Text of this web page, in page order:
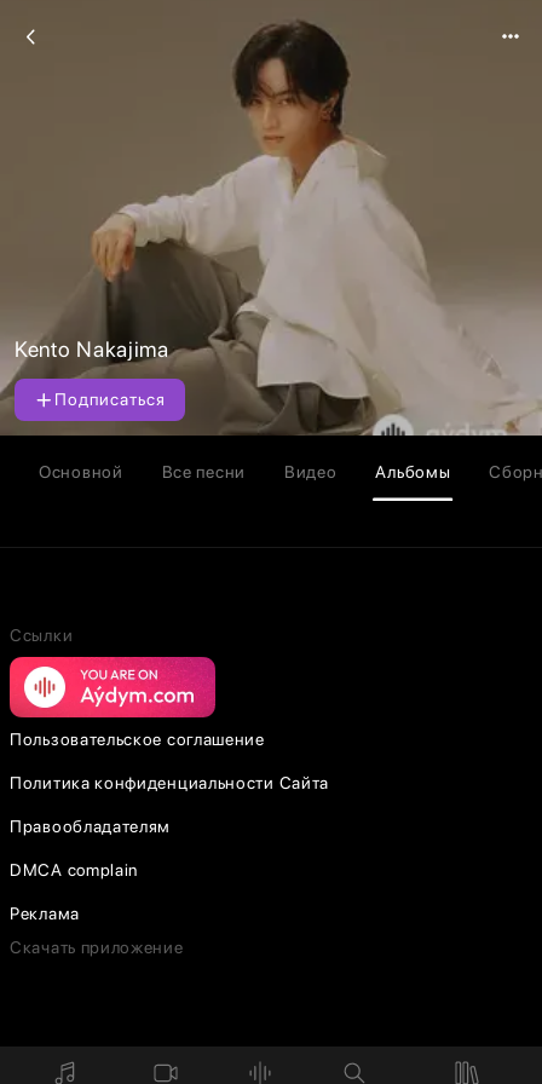
Kento Nakajima
Подписаться
Основной Все песни Видео Альбомы
Ссылки
Пользовательское соглашение
Политика конфиденциальности Сайта
Правообладателям
DMCA complain
Реклама
Скачать приложение